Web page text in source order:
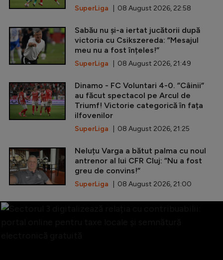
SuperLiga | 08 August 2026, 22:58
Sabău nu și-a iertat jucătorii după
victoria cu Csikszereda: ”Mesajul
meu nu a fost înțeles!”
SuperLiga | 08 August 2026, 21:49
Dinamo - FC Voluntari 4-0. ”Câinii”
au făcut spectacol pe Arcul de
Triumf! Victorie categorică în fața
ilfovenilor
SuperLiga | 08 August 2026, 21:25
Neluțu Varga a bătut palma cu noul
antrenor al lui CFR Cluj: ”Nu a fost
greu de convins!”
SuperLiga | 08 August 2026, 21:00